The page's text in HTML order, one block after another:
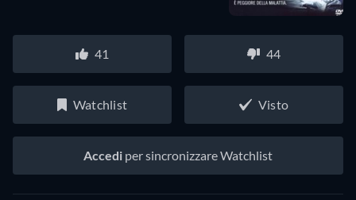
41 44
Watchlist Visto
Accedi per sincronizzare Watchlist